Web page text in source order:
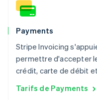
Payments
Stripe Invoicing
permettre d'accepter
crédit, carte de débit
Tarifs de Payments
English
Inde
Irlande
English
Italie
Japon
日本語 English